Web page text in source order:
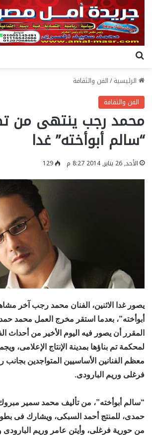
الرئيسية/الفن والثقافة
الفن والثقافة
محمد رجب ينتهى من
“سالم أبوأخته” غدا
الأحد, 26 يناير, 2014 8:27 م 129
يصور غدا الاثنين، الفنان محمد رجب آخر
أبوأخته”، بعدما استقر مخرج العمل محمد
المقرر أن يصور فيه اليوم الأخير من أحداث
لمحكمة تم بناؤها بمدينة الإنتاج الإعلامى،
معظم الفنانين الأساسيين المتواجدين
فرغلى وريم البارودى.
“سالم أبوأخته”، من تأليف محمد سمير
حمدى، للمنتج أحمد السبكى، ويشارك فى
من حورية فرغلى، وأيتن عامر وريم البارودى